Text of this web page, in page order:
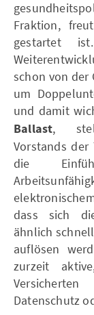
Fraktion,
gestartet
schon von der
um
und damit
Ballast,
Vorstands der
die
dass sich
ähnlich
auflösen
zurzeit
Datenschutz